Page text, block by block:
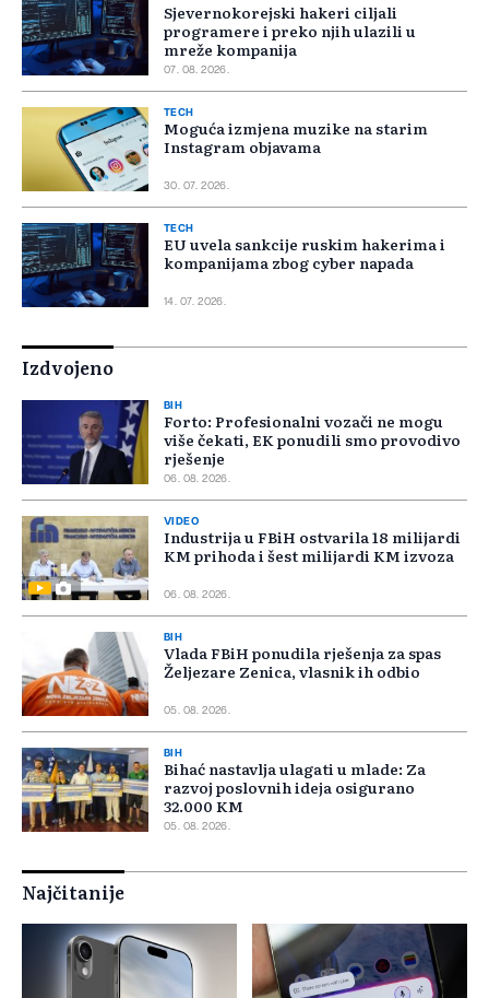
Sjevernokorejski hakeri ciljali
programere i preko njih ulazili u
mreže kompanija
07. 08. 2026.
TECH
Moguća izmjena muzike na starim
Instagram objavama
30. 07. 2026.
TECH
EU uvela sankcije ruskim hakerima i
kompanijama zbog cyber napada
14. 07. 2026.
Izdvojeno
BIH
Forto: Profesionalni vozači ne mogu
više čekati, EK ponudili smo provodivo
rješenje
06. 08. 2026.
VIDEO
Industrija u FBiH ostvarila 18 milijardi
KM prihoda i šest milijardi KM izvoza
06. 08. 2026.
BIH
Vlada FBiH ponudila rješenja za spas
Željezare Zenica, vlasnik ih odbio
05. 08. 2026.
BIH
Bihać nastavlja ulagati u mlade: Za
razvoj poslovnih ideja osigurano
32.000 KM
05. 08. 2026.
Najčitanije